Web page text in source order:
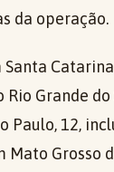
da operação.
Grande
Paulo, 12,
Grosso